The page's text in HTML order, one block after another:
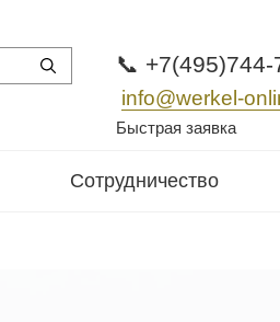
📞 +7(495)744-
info@werkel-
Быстрая заявка
Сотрудничество